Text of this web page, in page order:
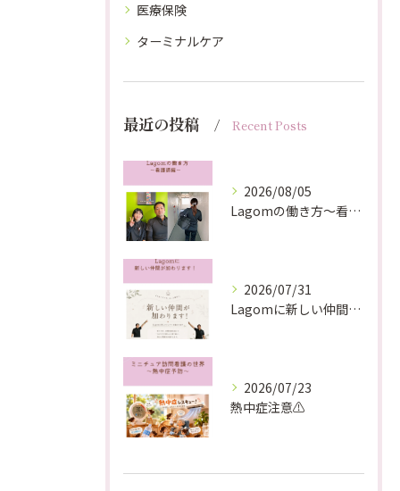
医療保険
ターミナルケア
最近の投稿 Recent Posts
2026/08/05
Lagomの働き方〜看護師編〜
2026/07/31
Lagomに新しい仲間が加わります！
2026/07/23
熱中症注意⚠️